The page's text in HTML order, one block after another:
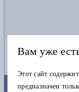
Вам уже
Этот сайт
предназначен